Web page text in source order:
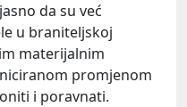
da su već
u braniteljskoj
materijalnim
promjenom
i poravnati.